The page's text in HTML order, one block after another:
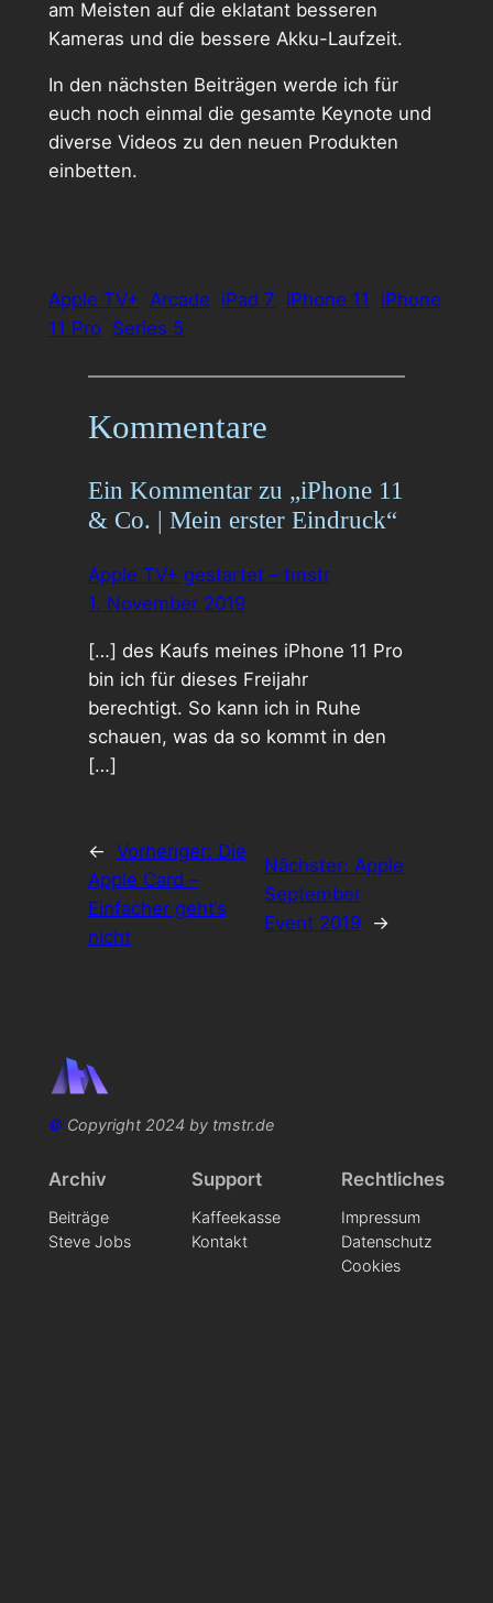
am Meisten auf die eklatant besseren
Kameras und die bessere Akku-Laufzeit.
In den nächsten Beiträgen werde ich für
euch noch einmal die gesamte Keynote und
diverse Videos zu den neuen Produkten
einbetten.
Apple TV+ Arcade iPad 7 iPhone 11
iPhone
11 Pro Series 5
Kommentare
Ein Kommentar zu „iPhone 11
& Co. | Mein erster Eindruck“
Apple TV+ gestartet – tmstr
1. November 2019
[…] des Kaufs meines iPhone 11 Pro
bin ich für dieses Freijahr
berechtigt. So kann ich in Ruhe
schauen, was da so kommt in den
[…]
← Vorheriger: Die
Apple Card –
Einfacher geht‘s
nicht
Nächster:Apple
September
Event 2019 →
©Copyright 2024 by tmstr.de
Archiv
Beiträge
Steve Jobs
Support
Kaffeekasse
Kontakt
Rechtliches
Impressum
Datenschutz
Cookies